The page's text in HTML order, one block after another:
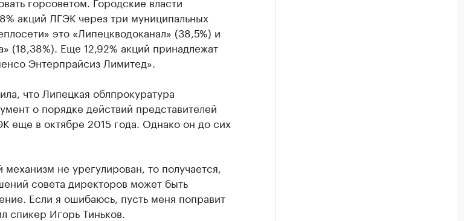
акций ЛГЭК через три муниципальных
это «Липецкводоканал» (38,5%) и
(18,38%). Еще 12,92% акций принадлежат
Энтерпрайсиз Лимитед».
что Липецкая облпрокуратура
о порядке действий представителей
еще в октябре 2015 года. Однако он до сих
не урегулирован, то получается,
совета директоров может быть
Если я ошибаюсь, пусть меня поправит
спикер Игорь Тиньков.